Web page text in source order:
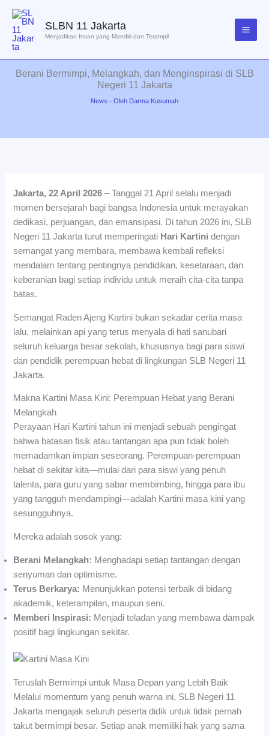
konten
SLBN 11 Jakarta
Menjadikan Insan yang Mandiri dan Terampil
Berani Bermimpi, Melangkah, dan Menginspirasi di SLB
Negeri 11 Jakarta
News - Oleh Darma Kusumah
Jakarta, 22 April 2026 – Tanggal 21 April selalu menjadi
momen bersejarah bagi bangsa Indonesia untuk merayakan
dedikasi, perjuangan, dan emansipasi. Di tahun 2026 ini, SLB
Negeri 11 Jakarta turut memperingati Hari Kartini dengan
semangat yang membara, membawa kembali refleksi
mendalam tentang pentingnya pendidikan, kesetaraan, dan
keberanian bagi setiap individu untuk meraih cita-cita tanpa
batas.
Semangat Raden Ajeng Kartini bukan sekadar cerita masa
lalu, melainkan api yang terus menyala di hati sanubari
seluruh keluarga besar sekolah, khususnya bagi para siswi
dan pendidik perempuan hebat di lingkungan SLB Negeri 11
Jakarta.
Makna Kartini Masa Kini: Perempuan Hebat yang Berani
Melangkah
Perayaan Hari Kartini tahun ini menjadi sebuah pengingat
bahwa batasan fisik atau tantangan apa pun tidak boleh
memadamkan impian seseorang. Perempuan-perempuan
hebat di sekitar kita—mulai dari para siswi yang penuh
talenta, para guru yang sabar membimbing, hingga para ibu
yang tangguh mendampingi—adalah Kartini masa kini yang
sesungguhnya.
Mereka adalah sosok yang:
Berani Melangkah: Menghadapi setiap tantangan dengan
senyuman dan optimisme.
Terus Berkarya: Menunjukkan potensi terbaik di bidang
akademik, keterampilan, maupun seni.
Memberi Inspirasi: Menjadi teladan yang membawa dampak
positif bagi lingkungan sekitar.
Teruslah Bermimpi untuk Masa Depan yang Lebih Baik
Melalui momentum yang penuh warna ini, SLB Negeri 11
Jakarta mengajak seluruh peserta didik untuk tidak pernah
takut bermimpi besar. Setiap anak memiliki hak yang sama